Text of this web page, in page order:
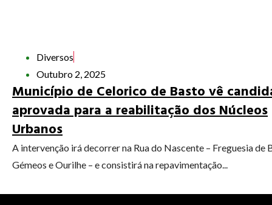
Diversos
Outubro 2, 2025
Município de Celorico de Basto vê
aprovada para a reabilitação dos Núcleos
Urbanos
A intervenção irá decorrer na Rua do Nascente – Freguesia de
Gémeos e Ourilhe – e consistirá na repavimentação...